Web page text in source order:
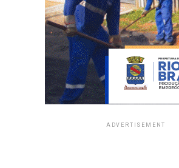
ADVERTISEMENT